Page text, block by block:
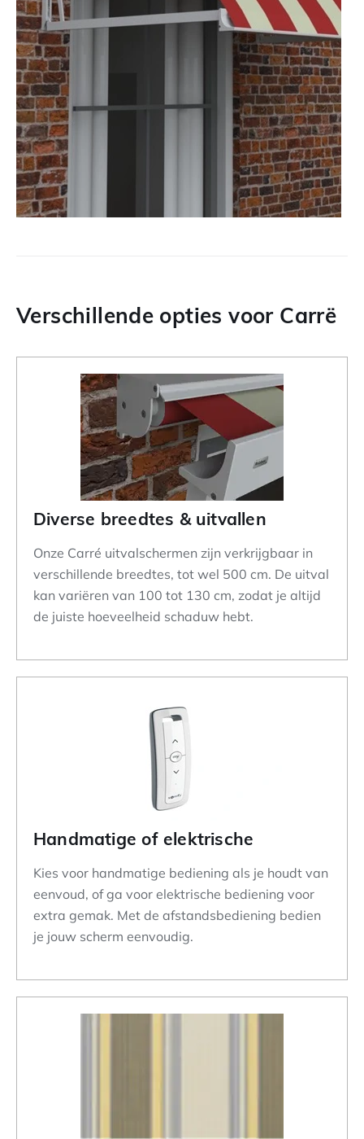
Verschillende opties voor Carrë
Diverse breedtes & uitvallen
Onze Carré uitvalschermen zijn verkrijgbaar in
verschillende breedtes, tot wel 500 cm. De uitval
kan variëren van 100 tot 130 cm, zodat je altijd
de juiste hoeveelheid schaduw hebt.
Handmatige of elektrische
Kies voor handmatige bediening als je houdt van
eenvoud, of ga voor elektrische bediening voor
extra gemak. Met de afstandsbediening bedien
je jouw scherm eenvoudig.